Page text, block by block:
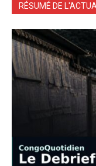
RÉSUMÉ DE